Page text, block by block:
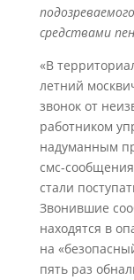
средствами
«В
летний
звонок от
работником
надуманным
смс-
стали
Звонившие
находятся в
на
пять раз